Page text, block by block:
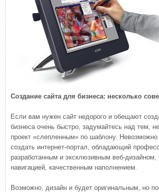
Создание сайта для бизнеса: несколько
Если вам нужен сайт недорого и обещают
бизнеса очень быстро, задумайтесь над тем,
проект «слепленным» по шаблону. Невозможно
создать интернет-портал, обладающий
разработанным и эксклюзивным веб-дизайном,
навигацией, качественным наполнением.
Возможно, дизайн и будет оригинальным, но